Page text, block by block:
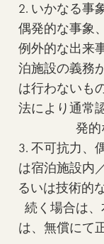
2. いかなる事
偶発的な事象
例外的な出来
泊施設の義務
は行わないも
法により通常
発的
3. 不可抗力、
は宿泊施設内
るいは技術的
続く場合は
は、無償にて